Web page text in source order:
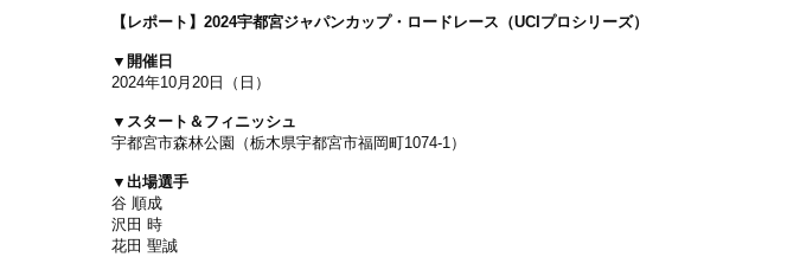
【レポート】2024宇都宮ジャパンカップ・ロードレース（UCIプロシリーズ）
▼開催日
2024年10月20日（日）
▼スタート＆フィニッシュ
宇都宮市森林公園（栃木県宇都宮市福岡町1074-1）
▼出場選手
谷 順成
沢田 時
花田 聖誠